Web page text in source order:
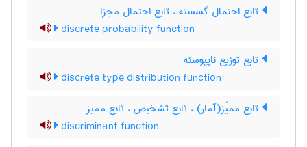
تابع احتمال گسسته ، تابع احتمال مجزا
discrete probability function
تابع توزیع ناپیوسته
discrete type distribution function
تابع ممیّز(آمار) ، تابع تشخیص ، تابع ممیز
discriminant function